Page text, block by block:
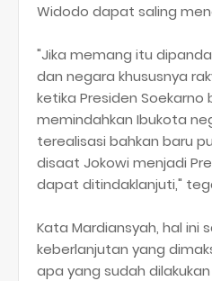
Widodo dapat saling
"Jika memang itu
dan negara khususnya
ketika Presiden Soekarno
memindahkan Ibukota
terealisasi bahkan baru
disaat Jokowi menjadi
dapat ditindaklanjuti,"
Kata Mardiansyah, hal ini
keberlanjutan yang
apa yang sudah